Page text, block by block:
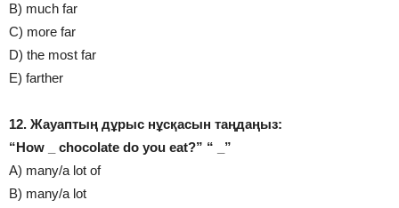
B) much far
C) more far
D) the most far
E) farther
12. Жауаптың дұрыс нұсқасын таңдаңыз:
“How _ chocolate do you eat?” “ _”
A) many/a lot of
B) many/a lot